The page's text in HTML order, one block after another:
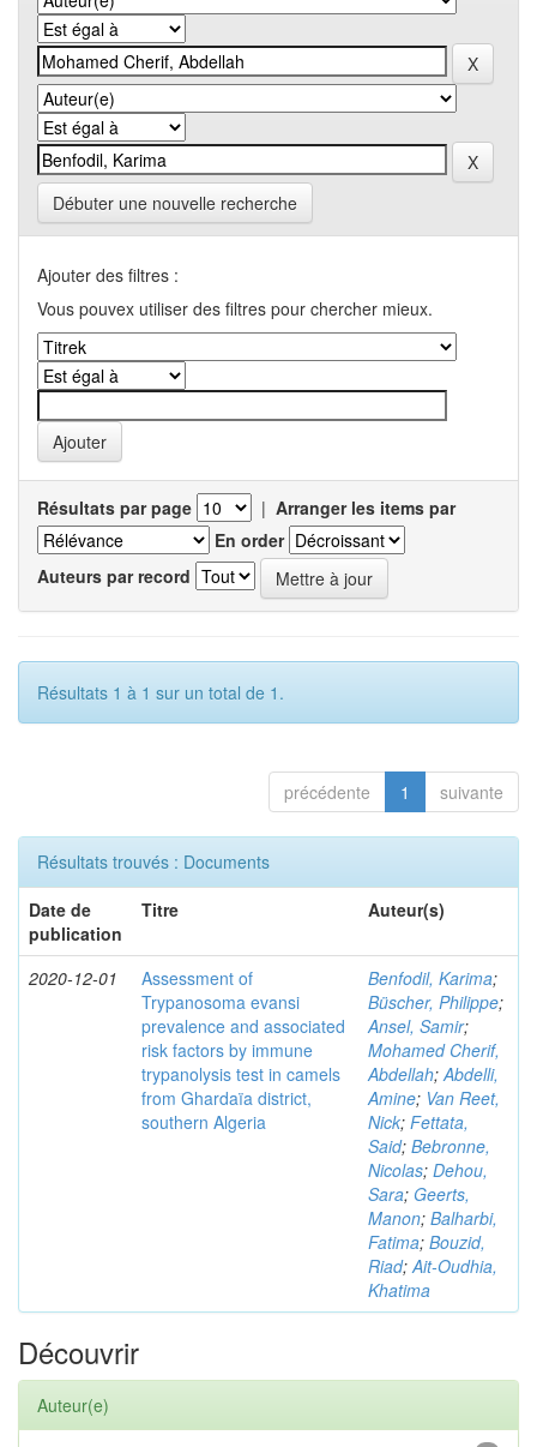
Débuter une nouvelle recherche
Ajouter des filtres :
Vous pouvex utiliser des filtres pour chercher mieux.
Résultats par page | Arranger les items par
En order
Auteurs par record
Résultats 1 à 1 sur un total de 1.
précédente 1 suivante
Résultats trouvés : Documents
Date de
publication
Titre Auteur(s)
2020-12-01
Assessment of
Trypanosoma evansi
prevalence and associated
risk factors by immune
trypanolysis test in camels
from Ghardaïa district,
southern Algeria
Benfodil, Karima;
Büscher, Philippe;
Ansel, Samir;
Mohamed Cherif,
Abdellah;Abdelli,
Amine; Van Reet,
Nick; Fettata,
Said; Bebronne,
Nicolas; Dehou,
Sara; Geerts,
Manon; Balharbi,
Fatima; Bouzid,
Riad;Ait-Oudhia,
Khatima
Découvrir
Auteur(e)